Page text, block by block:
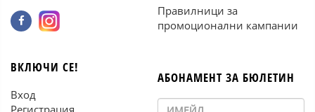
Правилници за
промоционални кампании
ВКЛЮЧИ СЕ!
Вход
Регистрация
АБОНАМЕНТ ЗА БЮЛЕТИН